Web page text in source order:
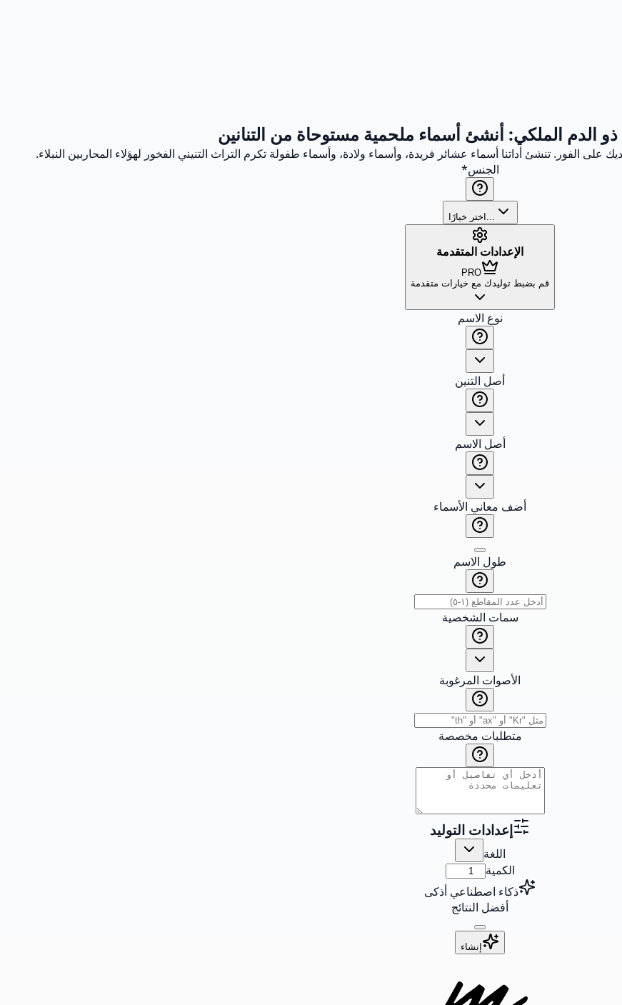
ذو الدم الملكي: أنشئ أسماء ملحمية مستوحاة من التنانين
الجنس*
اختر خيارًا...
الإعدادات المتقدمة
PRO
قم بضبط توليدك مع خيارات متقدمة
نوع الاسم
أصل التنين
أصل الاسم
أضف معاني الأسماء
طول الاسم
سمات الشخصية
الأصوات المرغوبة
متطلبات مخصصة
إعدادات التوليد
اللغة
الكمية
ذكاء اصطناعي أذكى
أفضل النتائج
إنشاء